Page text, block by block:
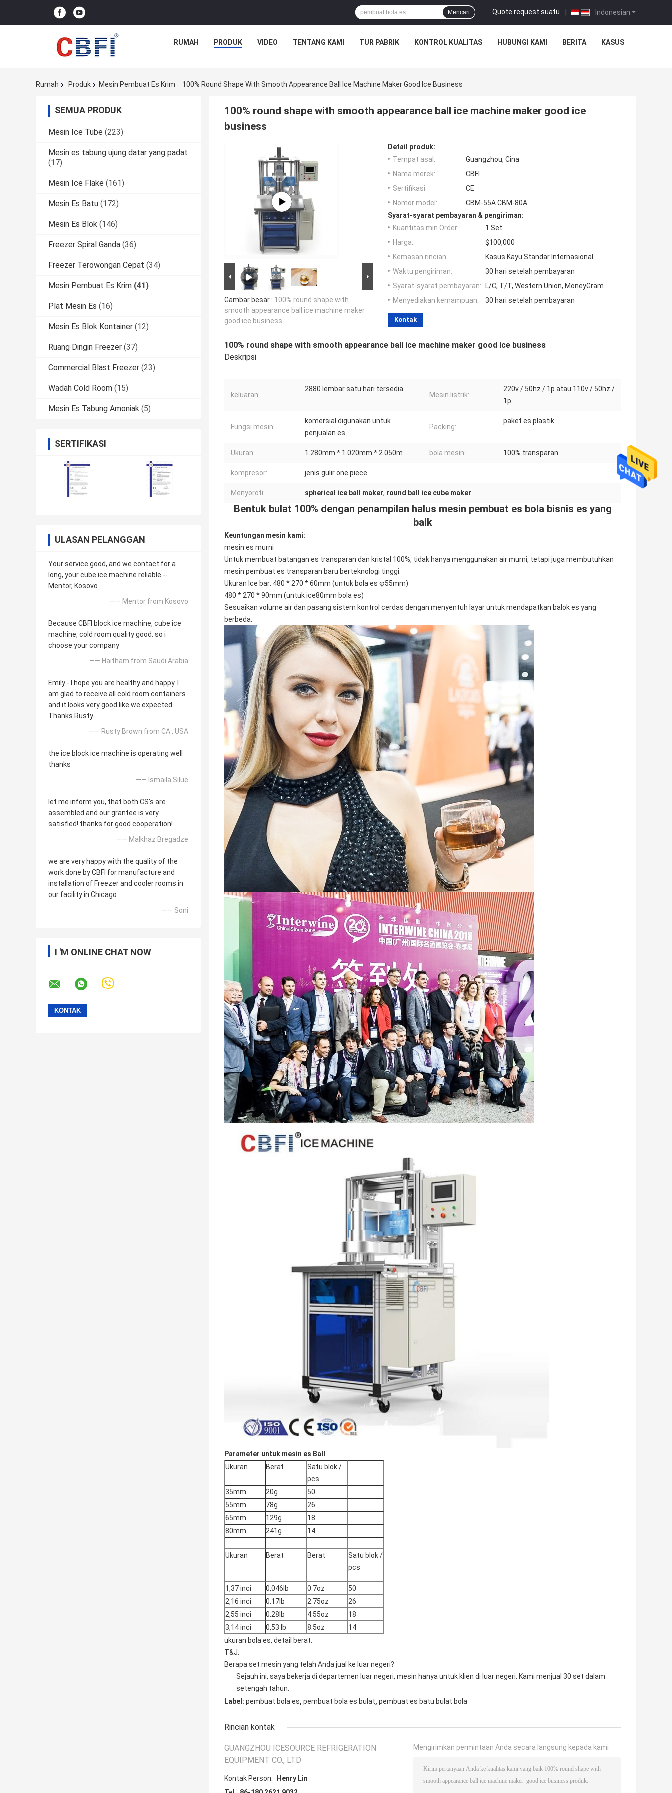
Indonesian
Quote request suatu |
Mencari
RUMAH PRODUK VIDEO TENTANG KAMI TUR PABRIK KONTROL KUALITAS HUBUNGI KAMI BERITA KASUS
Rumah Produk Mesin Pembuat Es Krim 100% Round Shape With Smooth Appearance Ball Ice Machine Maker Good Ice Business
SEMUA PRODUK
Mesin Ice Tube (223)
Mesin es tabung ujung datar yang padat
(17)
Mesin Ice Flake (161)
Mesin Es Batu (172)
Mesin Es Blok (146)
Freezer Spiral Ganda (36)
Freezer Terowongan Cepat (34)
Mesin Pembuat Es Krim (41)
Plat Mesin Es (16)
Mesin Es Blok Kontainer (12)
Ruang Dingin Freezer (37)
Commercial Blast Freezer (23)
Wadah Cold Room (15)
Mesin Es Tabung Amoniak (5)
SERTIFIKASI
ULASAN PELANGGAN
Your service good, and we contact for a
long, your cube ice machine reliable --
Mentor, Kosovo
—— Mentor from Kosovo
Because CBFI block ice machine, cube ice
machine, cold room quality good. so i
choose your company
—— Haitham from Saudi Arabia
Emily - I hope you are healthy and happy. I
am glad to receive all cold room containers
and it looks very good like we expected.
Thanks Rusty.
—— Rusty Brown from CA , USA
the ice block ice machine is operating well
thanks
—— Ismaila Silue
let me inform you, that both CS's are
assembled and our grantee is very
satisfied! thanks for good cooperation!
—— Malkhaz Bregadze
we are very happy with the quality of the
work done by CBFI for manufacture and
installation of Freezer and cooler rooms in
our facility in Chicago
—— Soni
I 'M ONLINE CHAT NOW
100% round shape with smooth appearance ball ice machine maker good ice
business
Gambar besar : 100% round shape with
smooth appearance ball ice machine maker
good ice business
Detail produk:
Tempat asal:
Guangzhou, Cina
Nama merek:
CBFI
Sertifikasi:
CE
Nomor model:
CBM-55A CBM-80A
Syarat-syarat pembayaran & pengiriman:
Kuantitas min Order:
1 Set
Harga:
$100,000
Kemasan rincian:
Kasus Kayu Standar Internasional
Waktu pengiriman:
30 hari setelah pembayaran
Syarat-syarat pembayaran:
L/C, T/T, Western Union, MoneyGram
Menyediakan kemampuan:
30 hari setelah pembayaran
Kontak
100% round shape with smooth appearance ball ice machine maker good ice business
Deskripsi
keluaran:
2880 lembar satu hari tersedia
Mesin listrik:
220v / 50hz / 1p atau 110v / 50hz /
1p
Fungsi mesin:
komersial digunakan untuk
penjualan es
Packing:
paket es plastik
Ukuran: 1.280mm * 1.020mm * 2.050m bola mesin: 100% transparan
kompresor: jenis gulir one piece
Menyoroti: spherical ice ball maker, round ball ice cube maker
Bentuk bulat 100% dengan penampilan halus mesin pembuat es bola bisnis es yang
baik
Keuntungan mesin kami:
mesin es murni
Untuk membuat batangan es transparan dan kristal 100%, tidak hanya menggunakan air murni, tetapi juga membutuhkan
mesin pembuat es transparan baru berteknologi tinggi.
Ukuran Ice bar: 480 * 270 * 60mm (untuk bola es φ55mm)
480 * 270 * 90mm (untuk ice80mm bola es)
Sesuaikan volume air dan pasang sistem kontrol cerdas dengan menyentuh layar untuk mendapatkan balok es yang
berbeda.
Parameter untuk mesin es Ball
Ukuran
Berat
Satu blok /
pcs
35mm
20g
50
55mm
78g
26
65mm
129g
18
80mm
241g 14
Ukuran Berat Berat
Satu blok /
pcs
1,37 inci 0,046lb 0.7oz
50
2,16 inci
0.17lb 2.75oz
26
2,55 inci
0.28lb 4.55oz
18
3,14 inci
0,53 lb 8.5oz
14
ukuran bola es, detail berat.
T&J:
Berapa set mesin yang telah Anda jual ke luar negeri?
Sejauh ini, saya bekerja di departemen luar negeri, mesin hanya untuk klien di luar negeri. Kami menjual 30 set dalam
setengah tahun.
Label: pembuat bola es, pembuat bola es bulat, pembuat es batu bulat bola
Rincian kontak
GUANGZHOU ICESOURCE REFRIGERATION
EQUIPMENT CO., LTD
Kontak Person:
Henry Lin
Mengirimkan permintaan Anda secara langsung kepada kami